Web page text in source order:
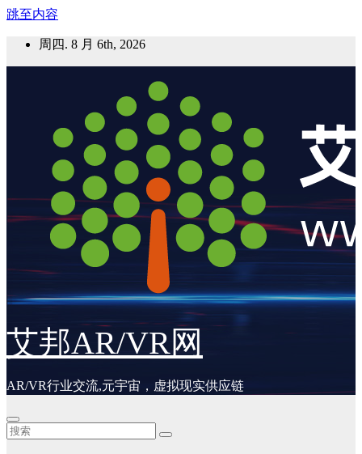
跳至内容
周四. 8 月 6th, 2026
艾邦AR/VR网
AR/VR行业交流,元宇宙，虚拟现实供应链